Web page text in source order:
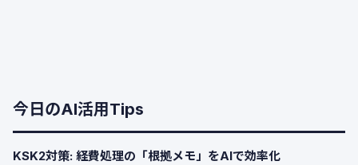
今日のAI活用Tips
KSK2対策: 経費処理の「根拠メモ」をAIで効率化